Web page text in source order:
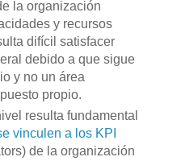
la organización
y recursos
difícil satisfacer
debido a que sigue
y no un área
propio.
resulta fundamental
vinculen a los KPI
de la organización